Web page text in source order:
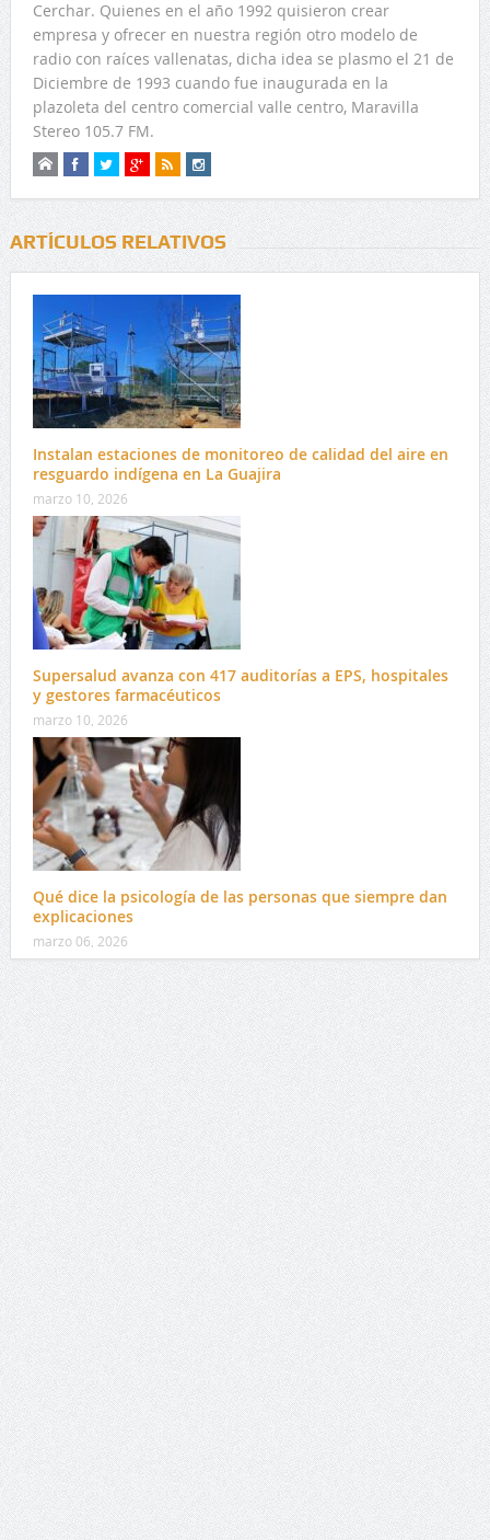
Cerchar. Quienes en el año 1992 quisieron crear
empresa y ofrecer en nuestra región otro modelo de
radio con raíces vallenatas, dicha idea se plasmo el 21 de
Diciembre de 1993 cuando fue inaugurada en la
plazoleta del centro comercial valle centro, Maravilla
Stereo 105.7 FM.
ARTÍCULOS RELATIVOS
Instalan estaciones de monitoreo de calidad del aire en
resguardo indígena en La Guajira
marzo 10, 2026
Supersalud avanza con 417 auditorías a EPS, hospitales
y gestores farmacéuticos
marzo 10, 2026
Qué dice la psicología de las personas que siempre dan
explicaciones
marzo 06, 2026